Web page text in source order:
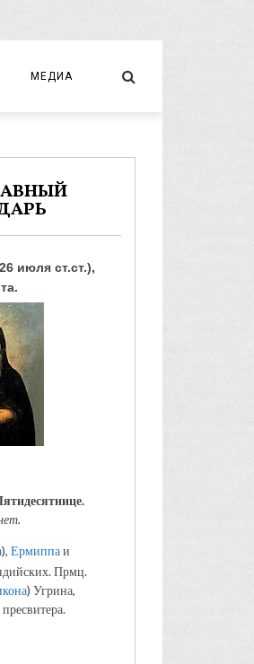
МЕДИА
ФОТО
июля ст.ст.),
), Ермиппаи
Прмц.
) Угрина,
пресвитера.